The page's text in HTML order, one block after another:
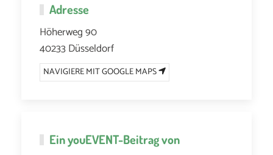
Adresse
Höherweg 90
40233 Düsseldorf
NAVIGIERE MIT GOOGLE MAPS
EinyouEVENT-Beitrag von